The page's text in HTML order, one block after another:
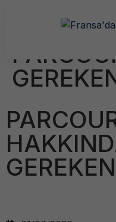
Anasayfa /